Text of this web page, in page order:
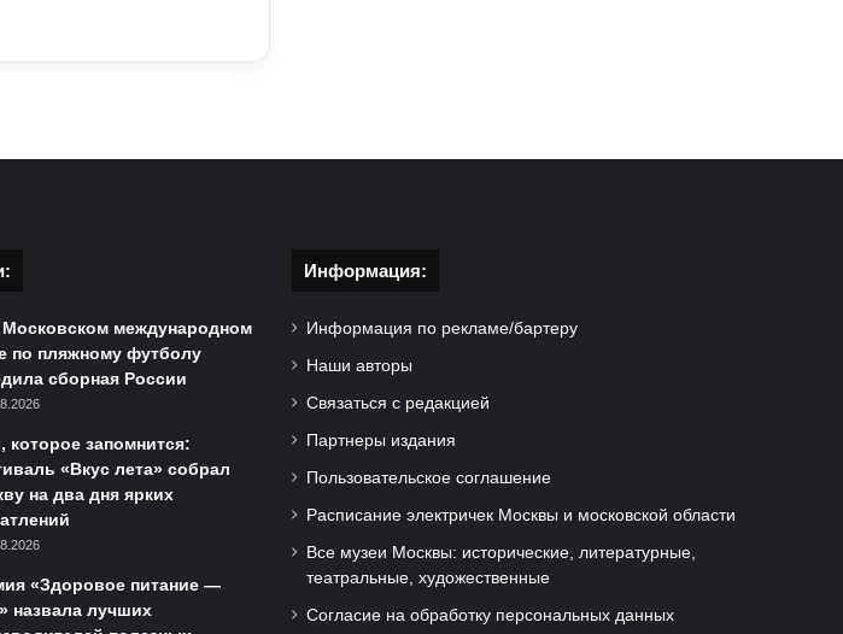
Московском международном
по пляжному футболу
сборная России
которое запомнится:
«Вкус лета» собрал
на два дня ярких
«Здоровое питание —
назвала лучших
Информация:
Информация по рекламе/бартеру
Наши авторы
Связаться с редакцией
Партнеры издания
Пользовательское соглашение
Расписание электричек Москвы и московской области
Все музеи Москвы: исторические, литературные,
театральные, художественные
Согласие на обработку персональных данных